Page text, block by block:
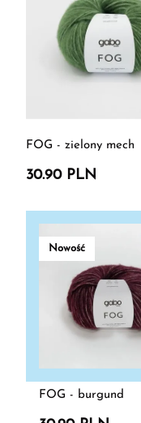
FOG - zielony mech
30.90 PLN
Nowość
FOG - burgund